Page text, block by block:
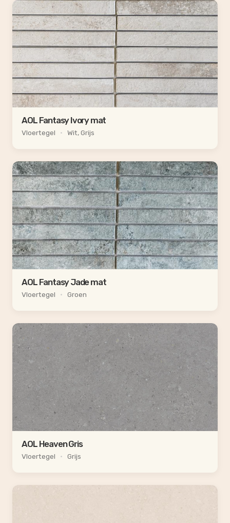
AOL Fantasy Ivory mat
Vloertegel • Wit, Grijs
AOL Fantasy Jade mat
Vloertegel • Groen
AOL Heaven Gris
Vloertegel • Grijs